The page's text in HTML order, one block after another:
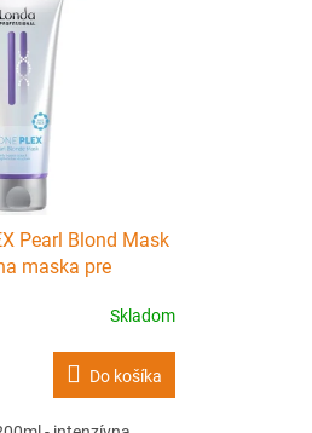
Pearl Blond Mask
maska pre
Skladom
Do košíka